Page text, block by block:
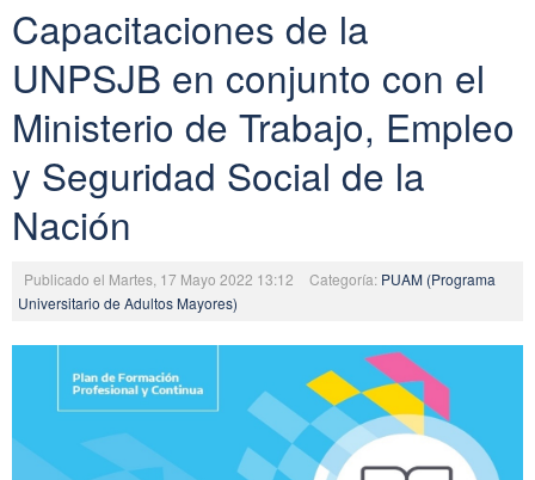
Capacitaciones de la
UNPSJB en conjunto con el
Ministerio de Trabajo, Empleo
y Seguridad Social de la
Nación
Publicado el Martes, 17 Mayo 2022 13:12 Categoría: PUAM (Programa
Universitario de Adultos Mayores)